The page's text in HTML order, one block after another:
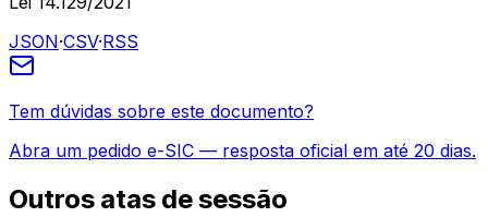
JSON·CSV·RSS
Tem dúvidas sobre este documento?
Abra um pedido e-SIC — resposta oficial em até 20 dias.
Outros atas de sessão